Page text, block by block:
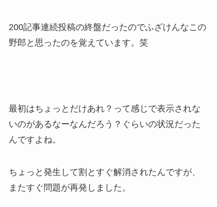
200記事連続投稿の終盤だったのでふざけんなこの
野郎と思ったのを覚えています。笑
最初はちょっとだけあれ？って感じで表示されな
いのがあるなーなんだろう？ぐらいの状況だった
んですよね。
ちょっと発生して割とすぐ解消されたんですが、
またすぐ問題が再発しました。